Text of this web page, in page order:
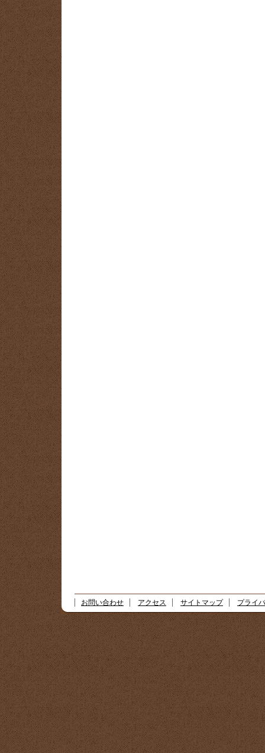
お問い合わせ アクセス サイトマップ プライ